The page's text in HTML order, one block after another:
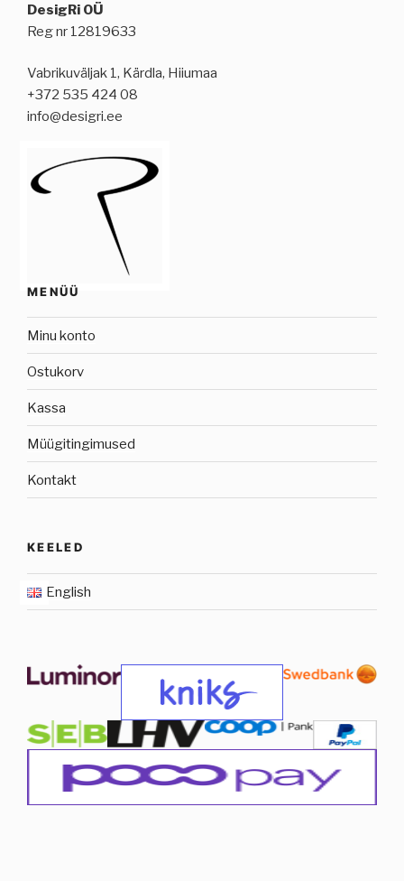
DesigRi OÜ
Reg nr 12819633
Vabrikuväljak 1, Kärdla, Hiiumaa
+372 535 424 08
info@desigri.ee
MENÜÜ
Minu konto
Ostukorv
Kassa
Müügitingimused
Kontakt
KEELED
English